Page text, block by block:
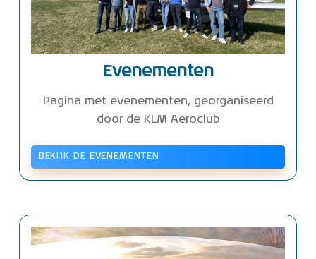
Evenementen
Pagina met evenementen, georganiseerd
door de KLM Aeroclub
BEKIJK DE EVENEMENTEN